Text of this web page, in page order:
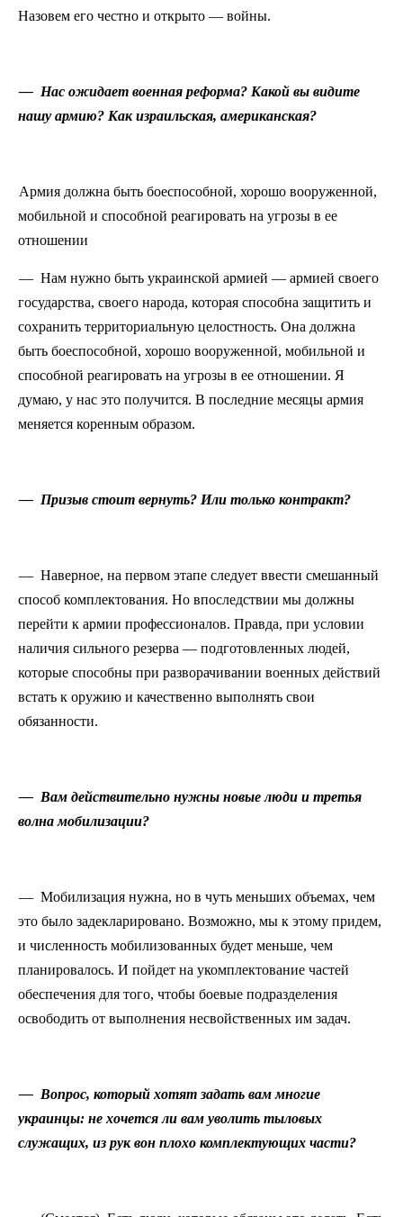
Назовем его честно и открыто — войны.
— Нас ожидает военная реформа? Какой вы видите
нашу армию? Как израильская, американская?
Армия должна быть боеспособной, хорошо вооруженной,
мобильной и способной реагировать на угрозы в ее
отношении
— Нам нужно быть украинской армией — армией своего
государства, своего народа, которая способна защитить и
сохранить территориальную целостность. Она должна
быть боеспособной, хорошо вооруженной, мобильной и
способной реагировать на угрозы в ее отношении. Я
думаю, у нас это получится. В последние месяцы армия
меняется коренным образом.
— Призыв стоит вернуть? Или только контракт?
— Наверное, на первом этапе следует ввести смешанный
способ комплектования. Но впоследствии мы должны
перейти к армии профессионалов. Правда, при условии
наличия сильного резерва — подготовленных людей,
которые способны при разворачивании военных действий
встать к оружию и качественно выполнять свои
обязанности.
— Вам действительно нужны новые люди и третья
волна мобилизации?
— Мобилизация нужна, но в чуть меньших объемах, чем
это было задекларировано. Возможно, мы к этому придем,
и численность мобилизованных будет меньше, чем
планировалось. И пойдет на укомплектование частей
обеспечения для того, чтобы боевые подразделения
освободить от выполнения несвойственных им задач.
— Вопрос, который хотят задать вам многие
украинцы: не хочется ли вам уволить тыловых
служащих, из рук вон плохо комплектующих части?